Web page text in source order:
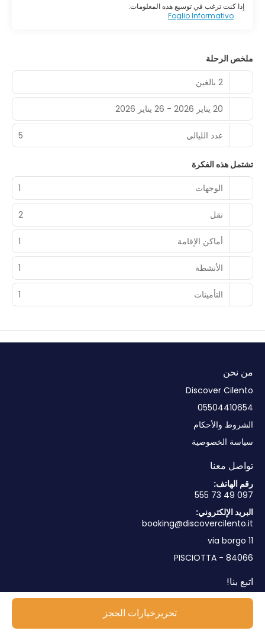
تحريرخيارات الحجز
إذا كنت ترغب في توسيع هذه المعلومات:
Foglio Informativo
ملخص الرحلة
2 بالغين
20 يناير 2026 - 26 يناير 2026
عدد الليالي 5
تشتمل هذه الفكرة
الوجهات
1
نقل 2
أماكن الإقامة 1
الأنشطة 1
التأمينات 1
من نحن
Discover Cilento
05504410654
الشروط والأحكام
سياسة الخصوصية
تواصل معنا
رقم الهاتف:
097 49 73 555
البريد الإلكتروني:
booking@discovercilento.it
via borgo 11
84066 - PISCIOTTA
اتبع بنا!